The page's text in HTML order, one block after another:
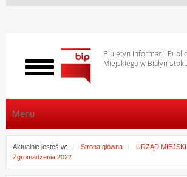
Biuletyn Informacji
Miejskiego w Białymstoku
Włącz
menu
Menu
Aktualnie jesteś w: Strona główna URZĄD MIEJSKI
Zgromadzenia 2022